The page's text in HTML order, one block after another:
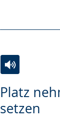
Platz
setzen
Leichten
Sprache
Audio-
Unterstützung.
Video
in